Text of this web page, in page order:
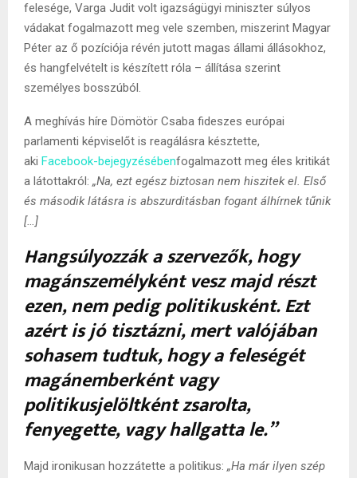
felesége, Varga Judit volt igazságügyi miniszter súlyos
vádakat fogalmazott meg vele szemben, miszerint Magyar
Péter az ő pozíciója révén jutott magas állami állásokhoz,
és hangfelvételt is készített róla – állítása szerint
személyes bosszúból.
A meghívás híre Dömötör Csaba fideszes európai
parlamenti képviselőt is reagálásra késztette,
aki Facebook-bejegyzésébenfogalmazott meg éles kritikát
a látottakról: „Na, ezt egész biztosan nem hiszitek el. Első
és második látásra is abszurditásban fogant álhírnek tűnik
[…]
Hangsúlyozzák a szervezők, hogy
magánszemélyként vesz majd részt
ezen, nem pedig politikusként. Ezt
azért is jó tisztázni, mert valójában
sohasem tudtuk, hogy a feleségét
magánemberként vagy
politikusjelöltként zsarolta,
fenyegette, vagy hallgatta le.”
Majd ironikusan hozzátette a politikus: „Ha már ilyen szép